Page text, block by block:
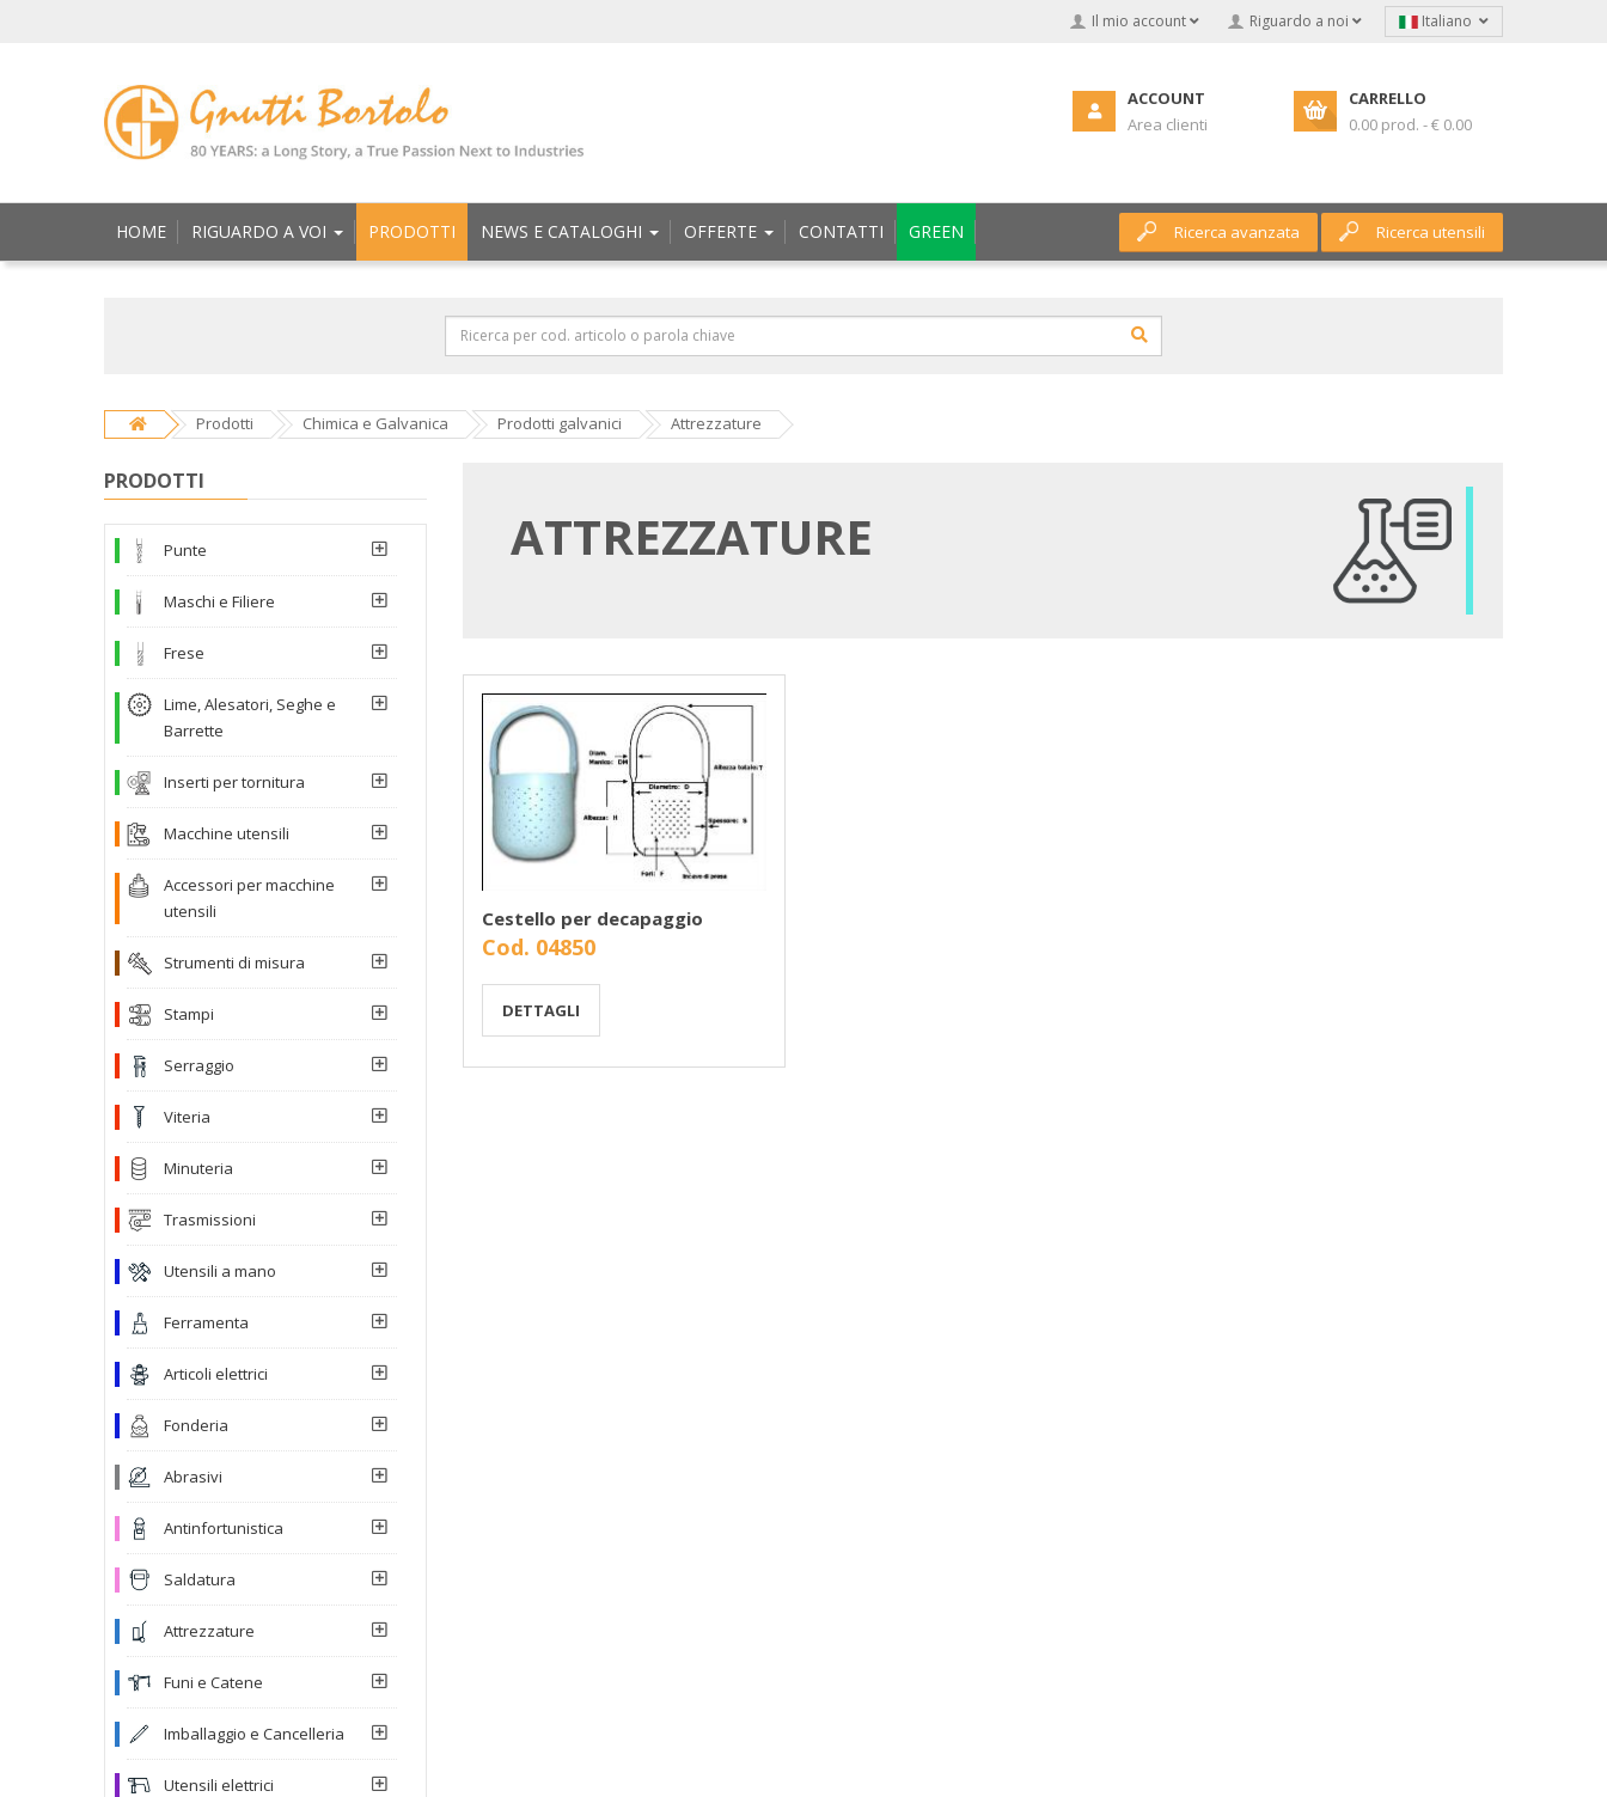
Il mio account Riguardo a noi Italiano
ACCOUNT
Area clienti
CARRELLO
0.00 prod. - € 0.00
HOME RIGUARDO A VOI PRODOTTI NEWS E CATALOGHI OFFERTE CONTATTI GREEN Ricerca avanzata Ricerca utensili
Prodotti Chimica e Galvanica Prodotti galvanici Attrezzature
ATTREZZATURE
Cestello per decapaggio
Cod. 04850
DETTAGLI
PRODOTTI
Punte
Maschi e Filiere
Frese
Lime, Alesatori, Seghe e
Barrette
Inserti per tornitura
Macchine utensili
Accessori per macchine
utensili
Strumenti di misura
Stampi
Serraggio
Viteria
Minuteria
Trasmissioni
Utensili a mano
Ferramenta
Articoli elettrici
Fonderia
Abrasivi
Antinfortunistica
Saldatura
Attrezzature
Funi e Catene
Imballaggio e Cancelleria
Utensili elettrici